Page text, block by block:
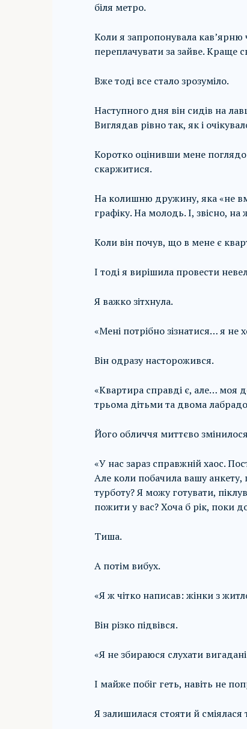
біля метро.
Коли я запропонувала
переплачувати за зайве. Краще
Вже тоді все стало зрозуміло.
Наступного дня він сидів на
Виглядав рівно так, як і
Коротко оцінивши мене
скаржитися.
На колишню дружину, яка «не
графіку. На молодь. І, звісно, на
Коли він почув, що в мене є
І тоді я вирішила провести
Я важко зітхнула.
«Мені потрібно зізнатися… я не
Він одразу насторожився.
«Квартира справді є, але… моя
трьома дітьми та двома
Його обличчя миттєво
«У нас зараз справжній хаос.
Але коли побачила вашу
турботу? Я можу готувати,
пожити у вас? Хоча б рік, поки
Тиша.
А потім вибух.
«Я ж чітко написав: жінки з
Він різко підвівся.
«Я не збираюся слухати вигадані
І майже побіг геть, навіть не
Я залишилася стояти й